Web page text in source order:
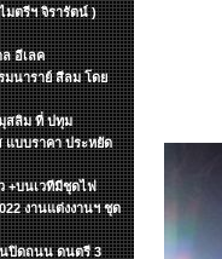
มตรีฯ จิรารัตน์ )
อีเลค
มนาราย์ สีลม โดย
สลิม ที่ ปทุม
แบบราคา ประหยัด
+บนเวทีมีชุดไฟ
งานแต่งงานฯ ชุด
นปิดถนน ดนตรี 3